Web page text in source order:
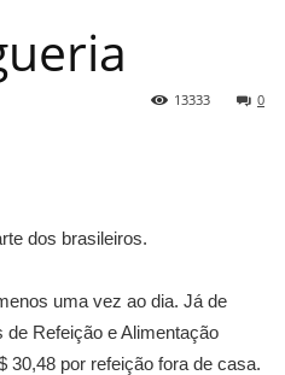
0
13333
dos brasileiros.
uma vez ao dia. Já de
Refeição e Alimentação
30,48 por refeição fora de casa.